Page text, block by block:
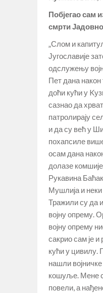
Побјегао сам
смрти
„Слом и
Југославије
одслужењу
Пет дана након
доћи кући у
сазнао да
патролирају
и да су већ у
похапсиле
осам дана
долазе
Рукавина
Мушлија и
Тражили су да
војну опрему.
војну опрему
сакрио сам је
кући у цивилу.
нашли
кошуље. Мене
повели, а